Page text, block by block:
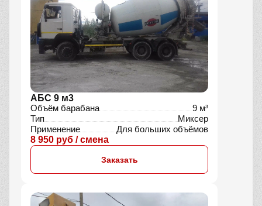
АБС 9 м3
Объём барабана
9 м³
Тип
Миксер
Применение
Для больших объёмов
8 950 руб / смена
Заказать